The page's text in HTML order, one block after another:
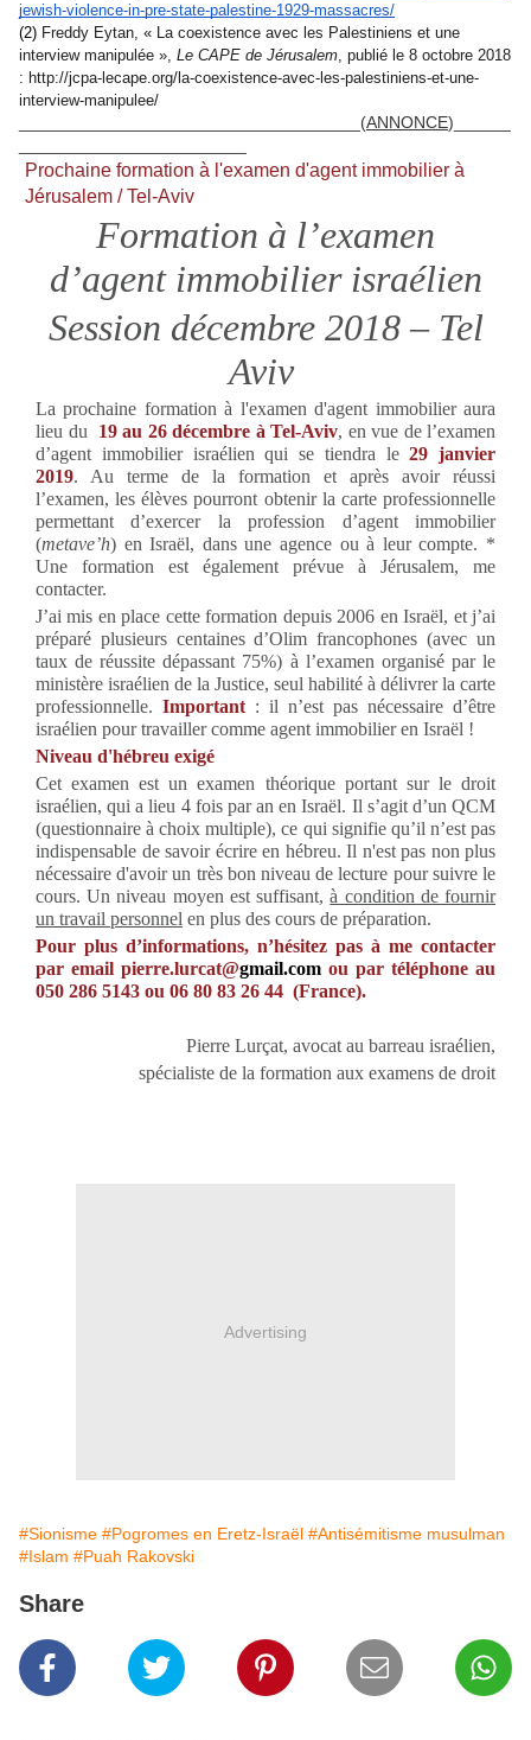
jewish-violence-in-pre-state-palestine-1929-massacres/
(2) Freddy Eytan, « La coexistence avec les Palestiniens et une
interview manipulée », Le CAPE de Jérusalem, publié le 8 octobre 2018
: http://jcpa-lecape.org/la-coexistence-avec-les-palestiniens-et-une-
interview-manipulee/
____________________________________(ANNONCE)______
Prochaine formation à l'examen d'agent immobilier à
Jérusalem / Tel-Aviv
Formation à l’examen
d’agent immobilier israélien
Session décembre2018 – Tel
Aviv
La prochaine formation à l'examen d'agent immobilier aura
lieu du 19 au 26 décembre à Tel-Aviv, en vue de l’examen
d’agent immobilier israélien qui se tiendra le29 janvier
2019. Au terme de la formation et après avoir réussi
l’examen, les élèves pourront obtenir la carte professionnelle
permettant d’exercer la profession d’agent immobilier
(metave’h) en Israël, dans une agence ou à leur compte. *
Une formation est également prévue à Jérusalem, me
contacter.
J’ai mis en place cette formation depuis 2006 en Israël, et j’ai
préparé plusieurs centaines d’Olim francophones (avec un
taux de réussite dépassant 75%) à l’examen organisé par le
ministère israélien de la Justice, seul habilité à délivrer la carte
professionnelle. Important: il n’est pas nécessaire d’être
israélien pour travailler comme agent immobilier en Israël !
Niveau d'hébreu exigé
Cet examen est un examen théorique portant sur le droit
israélien, qui a lieu 4 fois par an en Israël. Il s’agit d’un QCM
(questionnaire à choix multiple), ce qui signifie qu’il n’est pas
indispensable de savoir écrire en hébreu. Il n'est pas non plus
nécessaire d'avoir un très bon niveau de lecture pour suivre le
cours. Un niveau moyen est suffisant,à condition de fournir
un travail personnel en plus des cours de préparation.
Pour plus d’informations, n’hésitez pas à me contacter
par email pierre.lurcat@gmail.com ou par téléphone au
050 286 5143 ou 06 80 83 26 44 (France).
Pierre Lurçat, avocat au barreau israélien,
spécialiste de la formation aux examens de droit
Advertising
#Sionisme #Pogromes en Eretz-Israël #Antisémitisme musulman
#Islam #Puah Rakovski
Share